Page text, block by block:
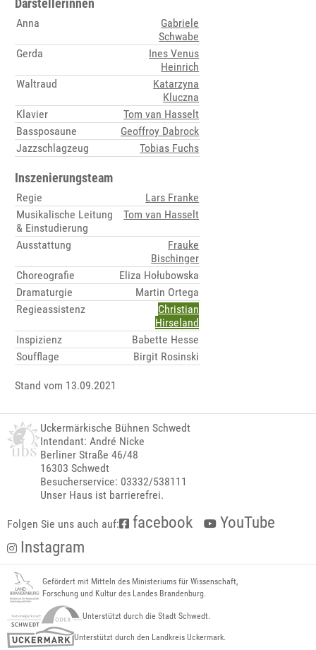
Darstellerinnen
Anna
Gabriele
Schwabe
Gerda
Ines Venus
Heinrich
Waltraud
Katarzyna
Kluczna
Klavier
Tom van Hasselt
Bassposaune
Geoffroy Dabrock
Jazzschlagzeug
Tobias Fuchs
Inszenierungsteam
Regie
Lars Franke
Musikalische Leitung
& Einstudierung
Tom van Hasselt
Ausstattung
Frauke
Bischinger
Choreografie
Eliza Hołubowska
Dramaturgie
Martin Ortega
Regieassistenz
Christian
Hirseland
Inspizienz
Babette Hesse
Soufflage
Birgit Rosinski
Stand vom 13.09.2021
Uckermärkische Bühnen Schwedt
Intendant: André Nicke
Berliner Straße 46/48
16303 Schwedt
Besucherservice: 03332/538111
Unser Haus ist barrierefrei.
Folgen Sie uns auch auf: facebook
YouTube
Instagram
Gefördert mit Mitteln des Ministeriums für Wissenschaft,
Forschung und Kultur des Landes Brandenburg.
Unterstützt durch die Stadt Schwedt.
Unterstützt durch den Landkreis Uckermark.